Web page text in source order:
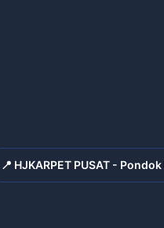
📍 HJKARPET PUSAT -